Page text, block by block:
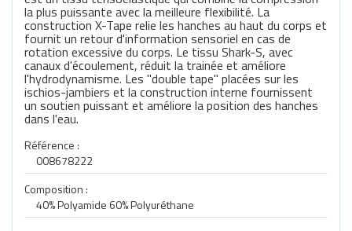
la plus puissante avec la meilleure flexibilité. La
construction X-Tape relie les hanches au haut du corps et
fournit un retour d'information sensoriel en cas de
rotation excessive du corps. Le tissu Shark-S, avec
canaux d'écoulement, réduit la trainée et améliore
l'hydrodynamisme. Les "double tape" placées sur les
ischios-jambiers et la construction interne fournissent
un soutien puissant et améliore la position des hanches
dans l'eau.
Référence :
008678222
Composition :
40% Polyamide 60% Polyuréthane